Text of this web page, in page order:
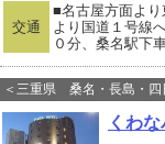
交通
■名古屋方面よ
より国道１号線
０分、桑名駅下
＜三重県 桑名・長島・
くわ